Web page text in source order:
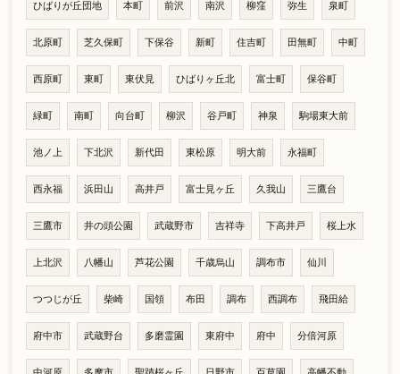
ひばりが丘団地 本町 前沢 南沢 柳窪 弥生 泉町
北原町 芝久保町 下保谷 新町 住吉町 田無町 中町
西原町 東町 東伏見 ひばりヶ丘北 富士町 保谷町
緑町 南町 向台町 柳沢 谷戸町 神泉 駒場東大前
池ノ上 下北沢 新代田 東松原 明大前 永福町
西永福 浜田山 高井戸 富士見ヶ丘 久我山 三鷹台
三鷹市 井の頭公園 武蔵野市 吉祥寺 下高井戸 桜上水
上北沢 八幡山 芦花公園 千歳烏山 調布市 仙川
つつじが丘 柴崎 国領 布田 調布 西調布 飛田給
府中市 武蔵野台 多磨霊園 東府中 府中 分倍河原